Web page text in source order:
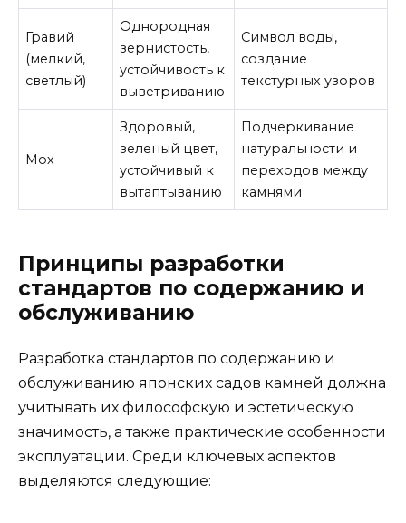
Гравий
(мелкий,
светлый)
Однородная
зернистость,
устойчивость к
выветриванию
Символ воды,
создание
текстурных узоров
Мох
Здоровый,
зеленый цвет,
устойчивый к
вытаптыванию
Подчеркивание
натуральности и
переходов между
камнями
Принципы разработки
стандартов по содержанию и
обслуживанию
Разработка стандартов по содержанию и
обслуживанию японских садов камней должна
учитывать их философскую и эстетическую
значимость, а также практические особенности
эксплуатации. Среди ключевых аспектов
выделяются следующие: